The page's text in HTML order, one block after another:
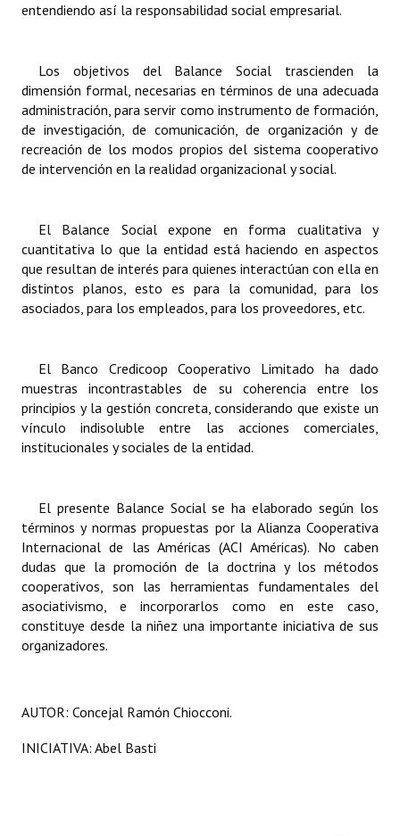
Resoluciones de Presidencia
Antiguos Pobladores
Noticias Destacadas
Registros y Distinciones
Premio al Mérito - Registro
Audiencias Públicas - Registro
Mujeres que Dejaron Huellas - Registro
Ciudadano Ilustre - Registro
Banca del Vecino - Registro
Antiguos Pobladores - Registro
Reconocimientos - Registro
Bariloche, Municipio intercultural
Entrega de distinciones
REFORMA DE LA CARTA ORGÁNICA
entendiendo así la responsabilidad social empresarial.
Los objetivos del Balance Social trascienden la
dimensión formal, necesarias en términos de una adecuada
administración, para servir como instrumento de formación,
de investigación, de comunicación, de organización y de
recreación de los modos propios del sistema cooperativo
de intervención en la realidad organizacional y social.
El Balance Social expone en forma cualitativa y
cuantitativa lo que la entidad está haciendo en aspectos
que resultan de interés para quienes interactúan con ella en
distintos planos, esto es para la comunidad, para los
asociados, para los empleados, para los proveedores, etc.
El Banco Credicoop Cooperativo Limitado ha dado
muestras incontrastables de su coherencia entre los
principios y la gestión concreta, considerando que existe un
vínculo indisoluble entre las acciones comerciales,
institucionales y sociales de la entidad.
El presente Balance Social se ha elaborado según los
términos y normas propuestas por la Alianza Cooperativa
Internacional de las Américas (ACI Américas). No caben
dudas que la promoción de la doctrina y los métodos
cooperativos, son las herramientas fundamentales del
asociativismo, e incorporarlos como en este caso,
constituye desde la niñez una importante iniciativa de sus
organizadores.
AUTOR: Concejal Ramón Chiocconi.
INICIATIVA: Abel Basti